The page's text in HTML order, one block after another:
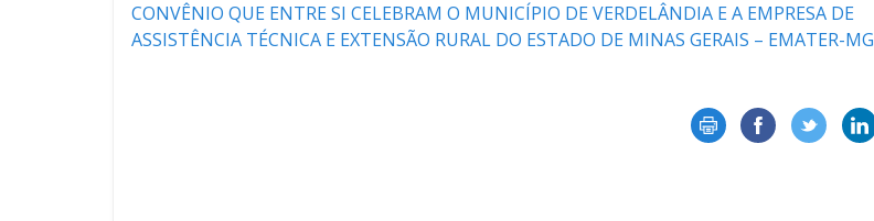
CONVÊNIO QUE ENTRE SI CELEBRAM O MUNICÍPIO DE VERDELÂNDIA E A EMPRESA DE
ASSISTÊNCIA TÉCNICA E EXTENSÃO RURAL DO ESTADO DE MINAS GERAIS – EMATER-MG